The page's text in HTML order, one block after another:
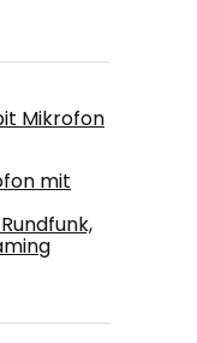
Mikrofon
mit